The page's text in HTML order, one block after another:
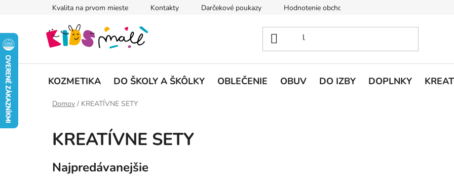
Kvalita na prvom mieste Kontakty Darčekové poukazy Hodnotenie obchodu
KOZMETIKA DO ŠKOLY A ŠKÔLKY OBLEČENIE OBUV DO IZBY DOPLNKY
Domov / KREATÍVNE SETY
KREATÍVNE SETY
Najpredávanejšie